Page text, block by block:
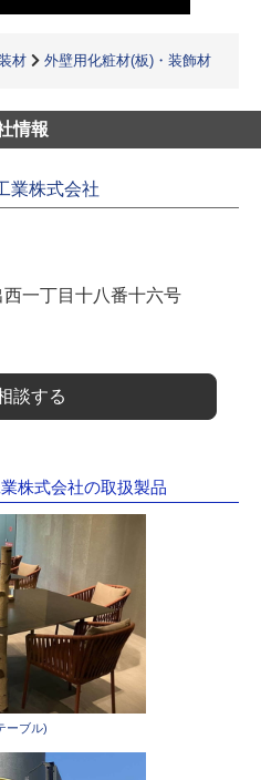
材 外壁用化粧材(板)・装飾材
情報
業株式会社
一丁目十八番十六号
談する
株式会社の取扱製品
ーブル)